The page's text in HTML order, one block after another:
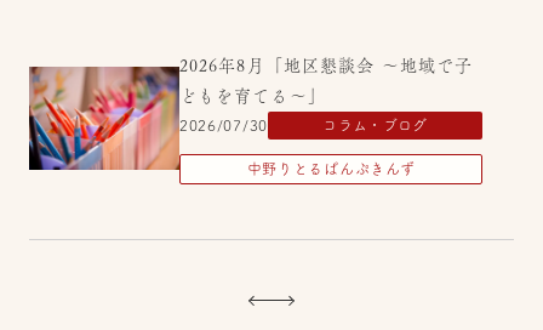
2026年8月「地区懇談会 ～地域で子
どもを育てる～」
2026/07/30 コラム・ブログ
中野りとるぱんぷきんず
2026年8月【園見学・保育体験・産